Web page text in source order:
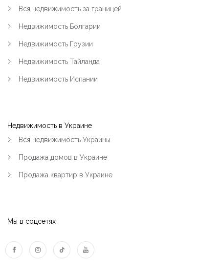
Вся недвижимость за границей
Недвижимость Болгарии
Недвижимость Грузии
Недвижимость Тайланда
Недвижимость Испании
Недвижимость в Украине
Вся недвижимость Украины
Продажа домов в Украине
Продажа квартир в Украине
Мы в соцсетях